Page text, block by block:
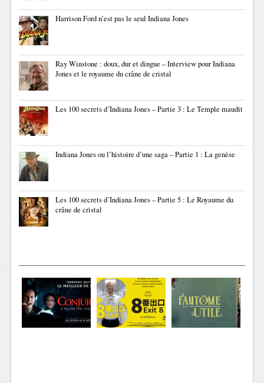
Harrison Ford n’est pas le seul Indiana Jones
Ray Winstone : doux, dur et dingue – Interview pour Indiana
Jones et le royaume du crâne de cristal
Les 100 secrets d’Indiana Jones – Partie 3 : Le Temple maudit
Indiana Jones ou l’histoire d’une saga – Partie 1 : La genèse
Les 100 secrets d’Indiana Jones – Partie 5 : Le Royaume du
crâne de cristal